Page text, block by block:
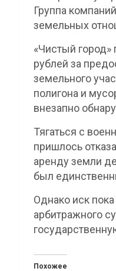
Группа
земельных
«Чистый
рублей за
земельного
полигона и
внезапно
Тягаться с
пришлось
аренду земли
был
Однако иск
арбитражного
Похожее